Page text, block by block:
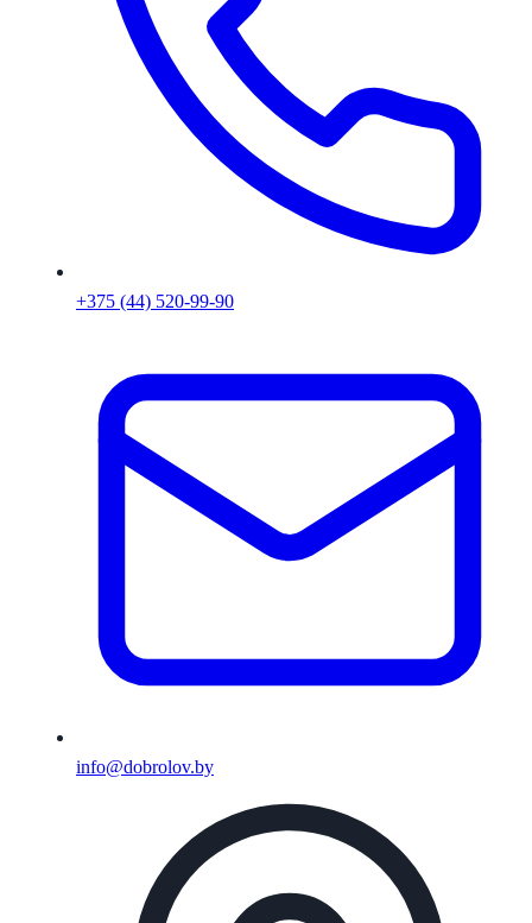
+375 (44) 520-99-90
info@dobrolov.by